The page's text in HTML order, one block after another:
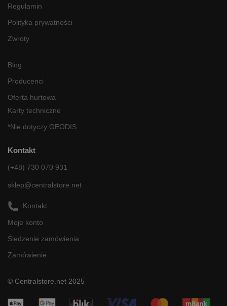
Regulamin
Polityka prywatności
Zwroty
Blog
Producenci
Oferta hurtowa
Karty techniczne
*Nie dotyczy GEODIS
Kontakt
(+48) 730 070 931
sklep@centralstore.net
Kontakt
Moje konto
Śledzenie zamówienia
Zamówienie
© Centralstore.net 2025